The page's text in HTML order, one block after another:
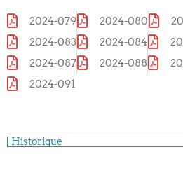
2024-079 2024-080
2024-083
2024-084
2024-087
2024-088
2024-091
Historique